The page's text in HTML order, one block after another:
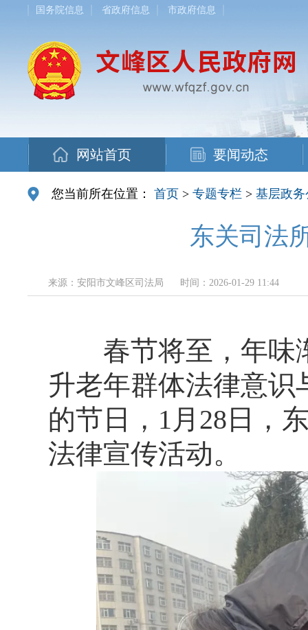
国务院信息 省政府信息 市政府信息
网站首页 要闻动态
您当前所在位置： 首页 > 专题专栏 > 基层政
东关司法
来源：安阳市文峰区司法局 时间：2026-01-29 11:44
春节将至，年味渐
升老年群体法律意
的节日，1月28日，
法律宣传活动。